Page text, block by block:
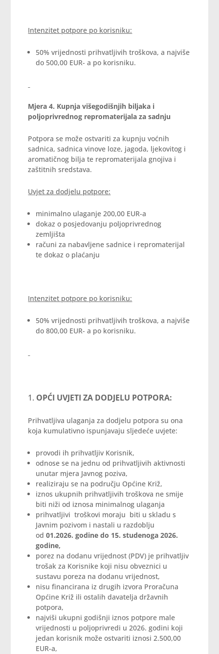
Intenzitet potpore po korisniku:
50% vrijednosti prihvatljivih troškova, a najviše
do 500,00 EUR- a po korisniku.
Mjera 4. Kupnja višegodišnjih biljaka i
poljoprivrednog repromaterijala za sadnju
Potpora se može ostvariti za kupnju voćnih
sadnica, sadnica vinove loze, jagoda, ljekovitog i
aromatičnog bilja te repromaterijala gnojiva i
zaštitnih sredstava.
Uvjet za dodjelu potpore:
minimalno ulaganje 200,00 EUR-a
dokaz o posjedovanju poljoprivrednog
zemljišta
računi za nabavljene sadnice i repromaterijal
te dokaz o plaćanju
Intenzitet potpore po korisniku:
50% vrijednosti prihvatljivih troškova, a najviše
do 800,00 EUR- a po korisniku.
OPĆI UVJETI ZA DODJELU POTPORA:
Prihvatljiva ulaganja za dodjelu potpora su ona
koja kumulativno ispunjavaju sljedeće uvjete:
provodi ih prihvatljiv Korisnik,
odnose se na jednu od prihvatljivih aktivnosti
unutar mjera Javnog poziva,
realiziraju se na području Općine Križ,
iznos ukupnih prihvatljivih troškova ne smije
biti niži od iznosa minimalnog ulaganja
prihvatljivi troškovi moraju biti u skladu s
Javnim pozivom i nastali u razdoblju
od01.2026. godine do 15. studenoga 2026.
godine,
porez na dodanu vrijednost (PDV) je prihvatljiv
trošak za Korisnike koji nisu obveznici u
sustavu poreza na dodanu vrijednost,
nisu financirana iz drugih izvora Proračuna
Općine Križ ili ostalih davatelja državnih
potpora,
najviši ukupni godišnji iznos potpore male
vrijednosti u poljoprivredi u 2026. godini koji
jedan korisnik može ostvariti iznosi 2.500,00
EUR-a,